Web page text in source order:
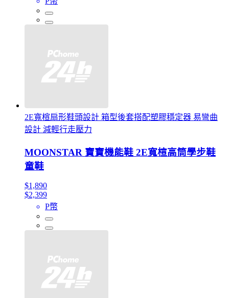
2E寬楦扇形鞋頭設計 箱型後套搭配塑膠穩定器 易彎曲
設計 減輕行走壓力
MOONSTAR 寶寶機能鞋 2E寬楦高筒學步鞋
童鞋
$1,890
$2,399
P幣